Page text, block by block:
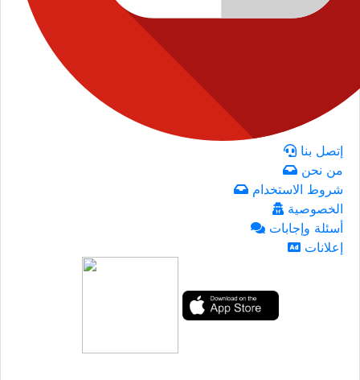
إتصل بنا
من نحن
شروط الاستخدام
الخصوصية
أسئلة وإجابات
إعلانات